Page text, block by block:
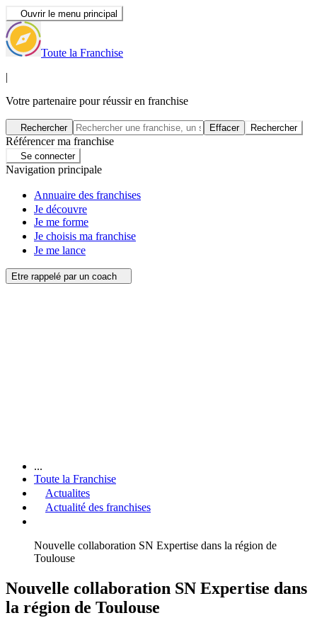
Ouvrir le menu principal
Toute la Franchise
|
Votre partenaire pour réussir en franchise
Rechercher Effacer Rechercher
Référencer ma franchise
Se connecter
Navigation principale
Annuaire des franchises
Je découvre
Je me forme
Je choisis ma franchise
Je me lance
Etre rappelé par un coach
...
Toute la Franchise
Actualites
Actualité des franchises
Nouvelle collaboration SN Expertise dans la région de
Toulouse
Nouvelle collaboration SN Expertise dans
la région de Toulouse